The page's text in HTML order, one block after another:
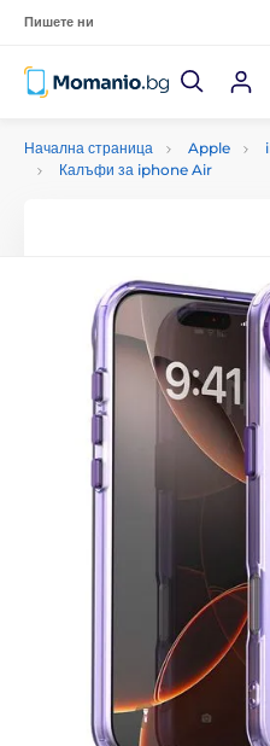
Пишете ни
Начална страница Apple
Калъфи за iphone Air